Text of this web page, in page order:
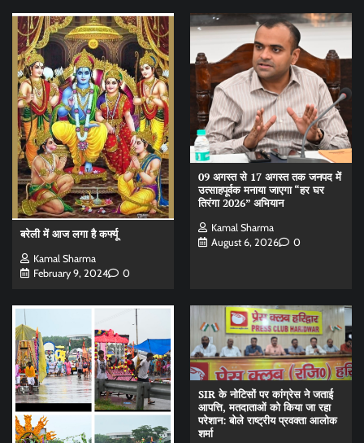
बरेली में आज लगा है कर्फ्यू
Kamal Sharma
February 9, 2024
0
09 अगस्त से 17 अगस्त तक जनपद में
उत्साहपूर्वक मनाया जाएगा “हर घर
तिरंगा 2026” अभियान
Kamal Sharma
August 6, 2026
0
SIR के नोटिसों पर कांग्रेस ने जताई
आपत्ति, मतदाताओं को किया जा रहा
परेशान: बोले राष्ट्रीय प्रवक्ता आलोक
शर्मा